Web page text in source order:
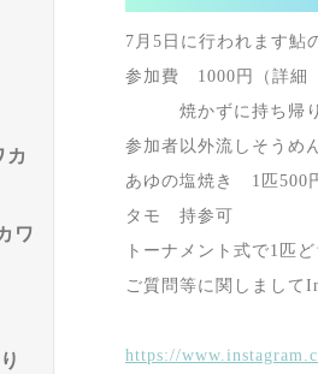
カ
ワ
7月5日に行われます鮎
参加費 1000円（詳
焼かずに持ち帰り
参加者以外流しそうめ
あゆの塩焼き 1匹500
タモ 持参可
トーナメント式で1匹
ご質問等に関しまして
https://